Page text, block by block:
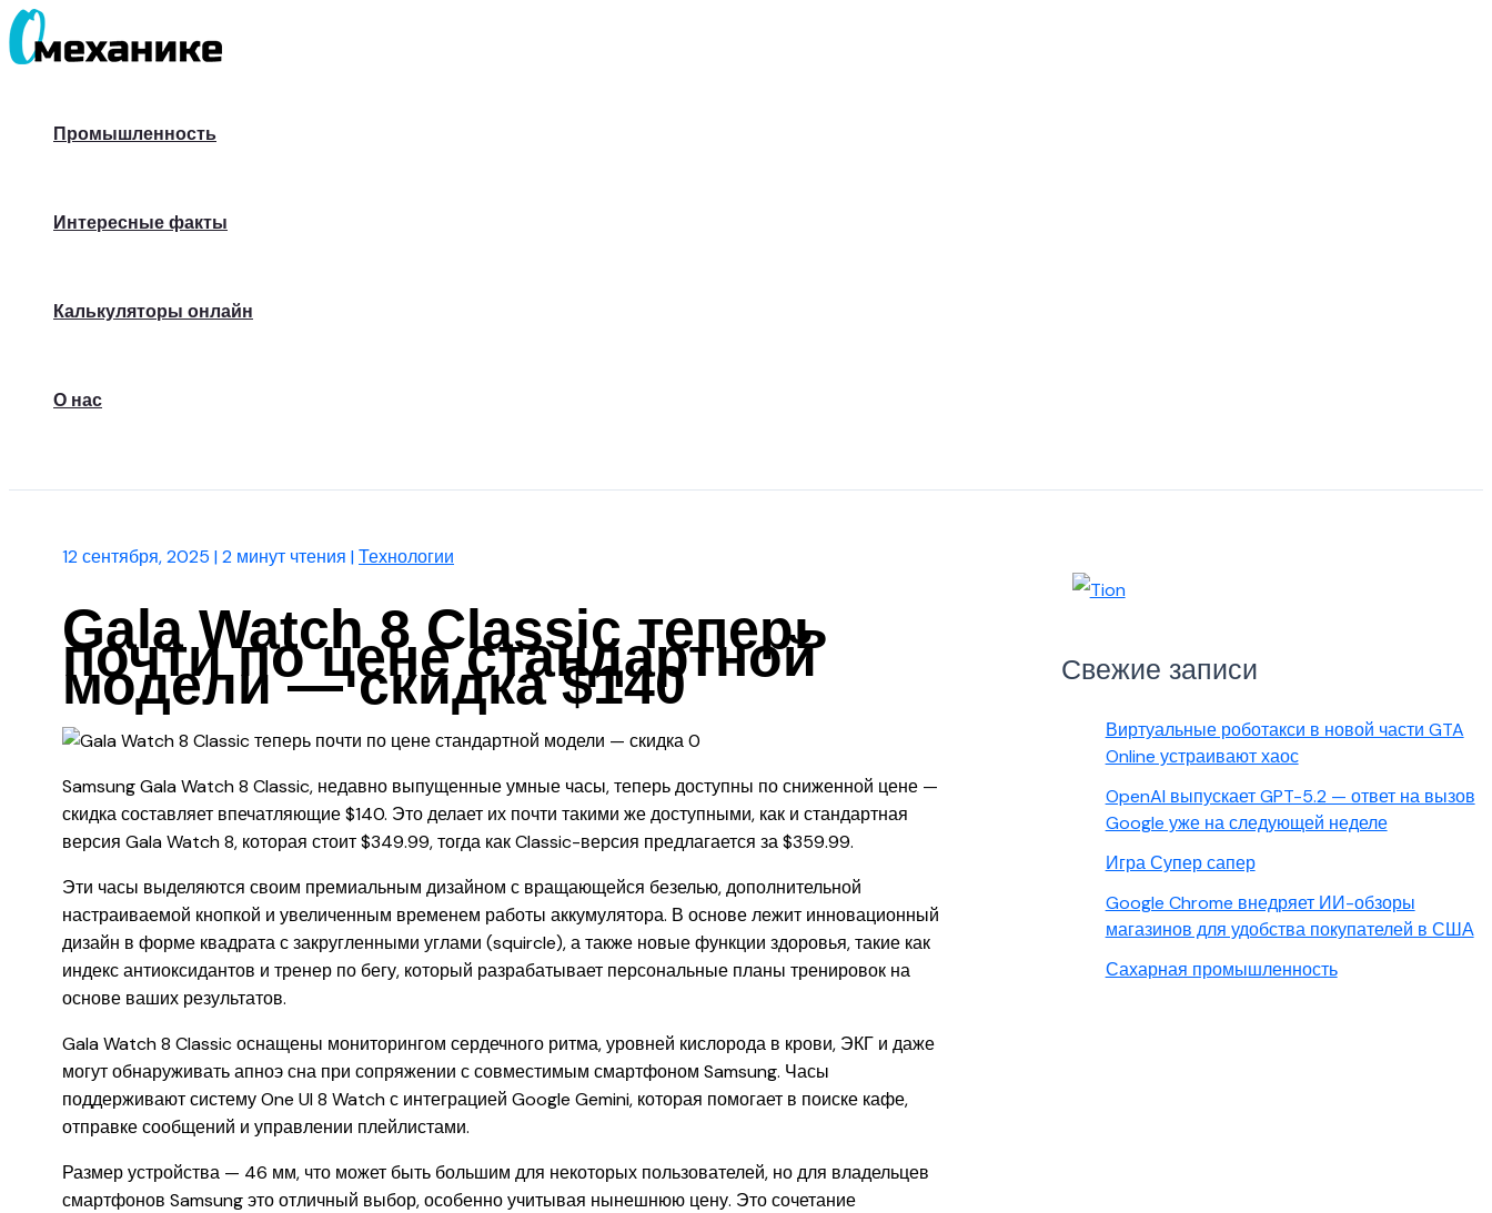
Перейти
к
Промышленность
Интересные факты
Калькуляторы онлайн
О нас
12 сентября, 2025 |2 минут чтения |Технологии
Gala Watch 8 Classic теперь
почти по цене стандартной
модели — скидка $140
Samsung Gala Watch 8 Classic, недавно выпущенные умные часы, теперь доступны по сниженной цене —
скидка составляет впечатляющие $140. Это делает их почти такими же доступными, как и стандартная
версия Gala Watch 8, которая стоит $349.99, тогда как Classic-версия предлагается за $359.99.
Эти часы выделяются своим премиальным дизайном с вращающейся безелью, дополнительной
настраиваемой кнопкой и увеличенным временем работы аккумулятора. В основе лежит инновационный
дизайн в форме квадрата с закругленными углами (squircle), а также новые функции здоровья, такие как
индекс антиоксидантов и тренер по бегу, который разрабатывает персональные планы тренировок на
основе ваших результатов.
Gala Watch 8 Classic оснащены мониторингом сердечного ритма, уровней кислорода в крови, ЭКГ и даже
могут обнаруживать апноэ сна при сопряжении с совместимым смартфоном Samsung. Часы
поддерживают систему One UI 8 Watch с интеграцией Google Gemini, которая помогает в поиске кафе,
отправке сообщений и управлении плейлистами.
Размер устройства — 46 мм, что может быть большим для некоторых пользователей, но для владельцев
смартфонов Samsung это отличный выбор, особенно учитывая нынешнюю цену. Это сочетание
Свежие записи
Виртуальные роботакси в новой части GTA
Online устраивают хаос
OpenAI выпускает GPT-5.2 — ответ на вызов
Google уже на следующей неделе
Игра Супер сапер
Google Chrome внедряет ИИ-обзоры
магазинов для удобства покупателей в США
Сахарная промышленность